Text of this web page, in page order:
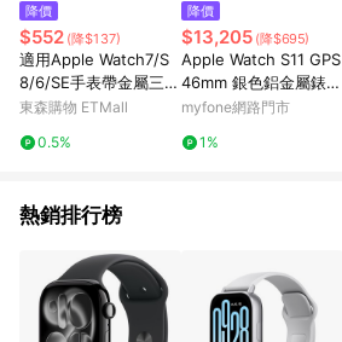
降價
$552 (降$137)
適用Apple Watch7/S
8/6/SE手表帶金屬三珠
不銹鋼帶2/3/4/5代蘋
運動腕帶鏈式潮牌男女
東森購物 ETMall
0.5%
降價
$13,205 (降$695)
Apple Watch S11 GPS
46mm 銀色鋁金屬錶殼
配霧紫色錶帶-M/L(ME
myfone網路門市
1%
熱銷排行榜